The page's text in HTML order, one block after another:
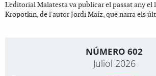
L'editorial Malatesta va publicar el passat any
Kropotkin, de l'autor Jordi Maíz, que narra els
NÚMERO 602
Juliol 2026